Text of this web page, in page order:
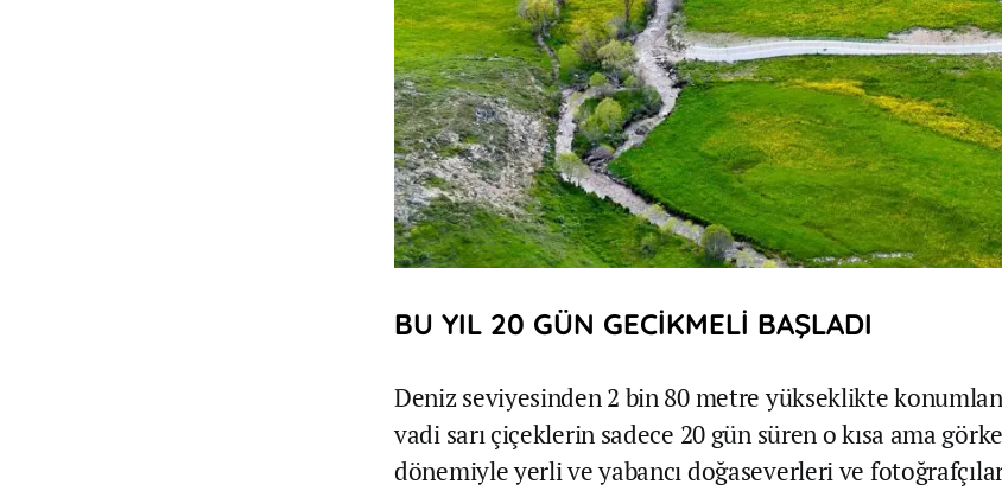
BU YIL 20 GÜN GECİKMELİ BAŞLADI
Deniz seviyesinden 2 bin 80 metre yükseklikte
vadi sarı çiçeklerin sadece 20 gün süren o kısa ama
dönemiyle yerli ve yabancı doğaseverleri ve